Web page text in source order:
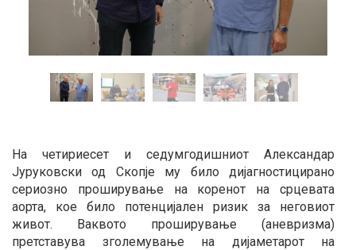
На четириесет и седумгодишниот Александар
Јуруковски од Скопје му било дијагностицирано
сериозно проширување на коренот на срцевата
аорта, кое било потенцијален ризик за неговиот
живот. Ваквото проширување (аневризма)
претставува зголемување на дијаметарот на